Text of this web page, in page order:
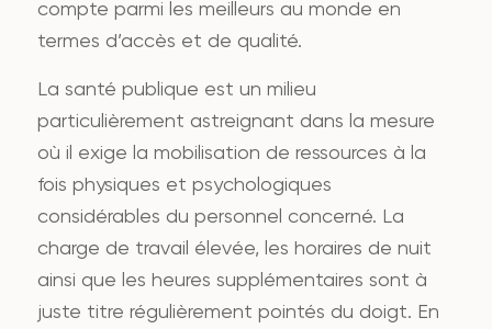
compte parmi les meilleurs au monde en
termes d’accès et de qualité.
La santé publique est un milieu
particulièrement astreignant dans la mesure
où il exige la mobilisation de ressources à la
fois physiques et psychologiques
considérables du personnel concerné. La
charge de travail élevée, les horaires de nuit
ainsi que les heures supplémentaires sont à
juste titre régulièrement pointés du doigt. En